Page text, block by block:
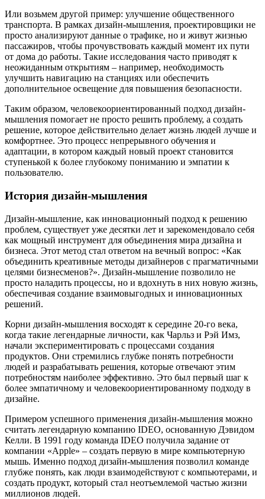
Или возьмем другой пример: улучшение общественного
транспорта. В рамках дизайн-мышления, проектировщики не
просто анализируют данные о трафике, но и живут жизнью
пассажиров, чтобы прочувствовать каждый момент их пути
от дома до работы. Такие исследования часто приводят к
неожиданным открытиям – например, необходимость
улучшить навигацию на станциях или обеспечить
дополнительное освещение для повышения безопасности.
Таким образом, человекоориентированный подход дизайн-
мышления помогает не просто решить проблему, а создать
решение, которое действительно делает жизнь людей лучше и
комфортнее. Это процесс непрерывного обучения и
адаптации, в котором каждый новый проект становится
ступенькой к более глубокому пониманию и эмпатии к
пользователю.
История дизайн-мышления
Дизайн-мышление, как инновационный подход к решению
проблем, существует уже десятки лет и зарекомендовало себя
как мощный инструмент для объединения мира дизайна и
бизнеса. Этот метод стал ответом на вечный вопрос: «Как
объединить креативные методы дизайнеров с прагматичными
целями бизнесменов?». Дизайн-мышление позволило не
просто наладить процессы, но и вдохнуть в них новую жизнь,
обеспечивая создание взаимовыгодных и инновационных
решений.
Корни дизайн-мышления восходят к середине 20-го века,
когда такие легендарные личности, как Чарльз и Рэй Имз,
начали экспериментировать с процессами создания
продуктов. Они стремились глубже понять потребности
людей и разрабатывать решения, которые отвечают этим
потребностям наиболее эффективно. Это был первый шаг к
более эмпатичному и человекоориентированному подходу в
дизайне.
Примером успешного применения дизайн-мышления можно
считать легендарную компанию IDEO, основанную Дэвидом
Келли. В 1991 году команда IDEO получила задание от
компании «Apple» – создать первую в мире компьютерную
мышь. Именно подход дизайн-мышления позволил команде
глубже понять, как люди взаимодействуют с компьютерами, и
создать продукт, который стал неотъемлемой частью жизни
миллионов людей.